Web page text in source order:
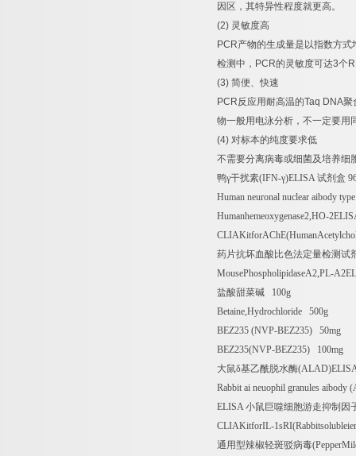
因区，其特异性程度就更高。
(2) 灵敏度高
PCR产物的生成量是以指数方式
检测中， PCR的灵敏度可达3个
(3) 简便、快速
PCR反应用耐高温的Taq DNA聚
物一般用电泳分析，不一定要用
(4) 对标本的纯度要求低
不需要分离病毒或细菌及培养细
鸭γ干扰素(IFN-γ)ELISA试剂盒
Human neuronal nuclear aibody
Humanhemeoxygenase2,HO-
药片抗坏血酸比色法定量检测试
MousePhospholipidaseA2,PL-
盐酸甜菜碱 100g
Betaine,Hydrochloride 500g
BEZ235 (NVP-BEZ235) 50mg
BEZ235(NVP-BEZ235) 100mg
大鼠δ基乙酰脱水酶
Rabbit ai neuophil granules
ELISA小鼠巨噬细胞游走抑制因
CLIAKitforIL-
通用型辣椒轻斑驳病毒